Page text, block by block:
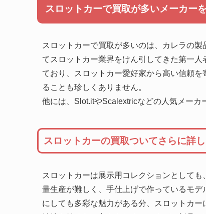
スロットカーで買取が多いメーカー
スロットカーで買取が多いのは、カレラの
てスロットカー業界をけん引してきた第一
ており、スロットカー愛好家から高い信頼
ることも珍しくありません。
他には、Slot.itやScalextricなどの人気メーカ
スロットカーの買取ついてさらに詳し
スロットカーは展示用コレクションとして
量生産が難しく、手仕上げで作っているモ
にしても多彩な魅力がある分、スロットカ